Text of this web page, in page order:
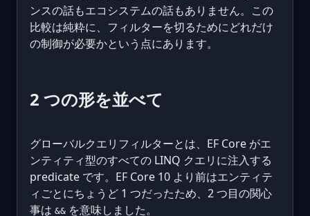
ンスの話もエコシステムの話もありません。この
比較は純粋に、フィルターを切るためにどれだけ
の制御が必要かという点にあります。
2 つの形を並べて
グローバルクエリフィルターとは、EF Core がエ
ンティティ型のすべての LINQ クエリに注入する
predicate です。EF Core 10 より前はエンティテ
ィごとにちょうど 1 つだったため、2 つ目の関心
事は && を意味しました。